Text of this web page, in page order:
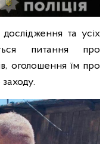
та усіх
питання про
оголошення їм про